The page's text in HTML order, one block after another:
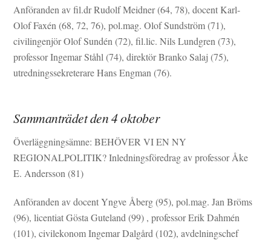
Anföranden av fil.dr Rudolf Meidner (64, 78), docent Karl-
Olof Faxén (68, 72, 76), pol.mag. Olof Sundström (71),
civilingenjör Olof Sundén (72), fil.lic. Nils Lundgren (73),
professor Ingemar Ståhl (74), direktör Branko Salaj (75),
utredningssekreterare Hans Engman (76).
Sammanträdet den 4 oktober
Överläggningsämne: BEHÖVER VI EN NY
REGIONALPOLITIK? Inledningsföredrag av professor Åke
E. Andersson (81)
Anföranden av docent Yngve Åberg (95), pol.mag. Jan Bröms
(96), licentiat Gösta Guteland (99) , professor Erik Dahmén
(101), civilekonom Ingemar Dalgård (102), avdelningschef